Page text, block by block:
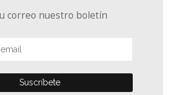
correo nuestro boletín